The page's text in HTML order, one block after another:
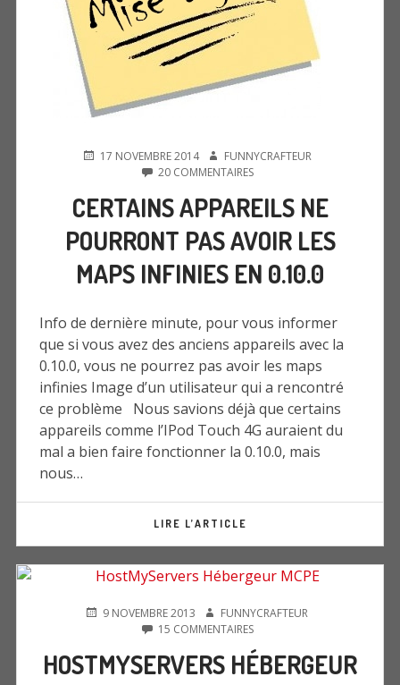
PUBLIÉ17 NOVEMBRE 2014 AUTEUR
FUNNYCRAFTEUR
20 COMMENTAIRESSUR
APPAREILS
NE
POURRONT
PAS
AVOIR
LES
INFINIES
EN
0.10.0
CERTAINS APPAREILS NE
POURRONT PAS AVOIR LES
MAPS INFINIES EN 0.10.0
Info de dernière minute, pour vous informer
que si vous avez des anciens appareils avec la
0.10.0, vous ne pourrez pas avoir les maps
infinies Image d’un utilisateur qui a rencontré
ce problème Nous savions déjà que certains
appareils comme l’IPod Touch 4G auraient du
mal a bien faire fonctionner la 0.10.0, mais
nous…
LIRE L’ARTICLE
PUBLIÉ9 NOVEMBRE 2013 AUTEUR
FUNNYCRAFTEUR
15 COMMENTAIRESSUR
HÉBERGEUR
MCPE
HOSTMYSERVERS HÉBERGEUR